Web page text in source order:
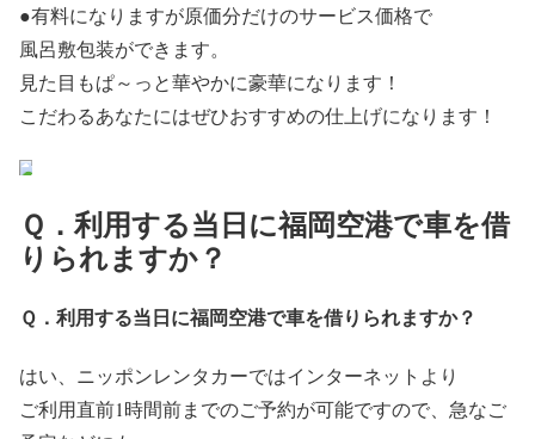
●有料になりますが原価分だけのサービス価格で
風呂敷包装ができます。
見た目もぱ～っと華やかに豪華になります！
こだわるあなたにはぜひおすすめの仕上げになります！
Ｑ．利用する当日に福岡空港で車を借
りられますか？
Ｑ．利用する当日に福岡空港で車を借りられますか？
はい、ニッポンレンタカーではインターネットより
ご利用直前1時間前までのご予約が可能ですので、急なご